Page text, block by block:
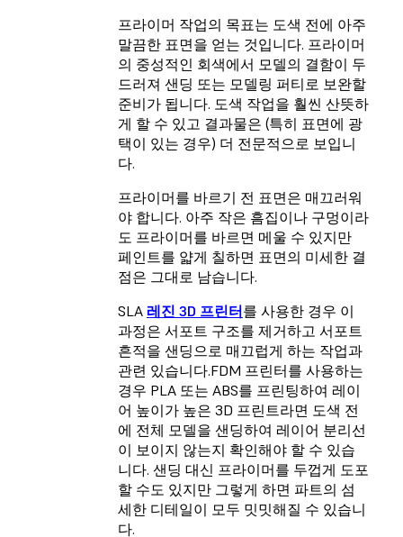
프라이머 작업의 목표는 도색 전에 아주
말끔한 표면을 얻는 것입니다. 프라이머
의 중성적인 회색에서 모델의 결함이 두
드러져 샌딩 또는 모델링 퍼티로 보완할
준비가 됩니다. 도색 작업을 훨씬 산뜻하
게 할 수 있고 결과물은 (특히 표면에 광
택이 있는 경우) 더 전문적으로 보입니
다.
프라이머를 바르기 전 표면은 매끄러워
야 합니다. 아주 작은 흠집이나 구멍이라
도 프라이머를 바르면 메울 수 있지만
페인트를 얇게 칠하면 표면의 미세한 결
점은 그대로 남습니다.
SLA 레진 3D 프린터를 사용한 경우 이
과정은 서포트 구조를 제거하고 서포트
흔적을 샌딩으로 매끄럽게 하는 작업과
관련 있습니다.FDM 프린터를 사용하는
경우 PLA 또는 ABS를 프린팅하여 레이
어 높이가 높은 3D 프린트라면 도색 전
에 전체 모델을 샌딩하여 레이어 분리선
이 보이지 않는지 확인해야 할 수 있습
니다. 샌딩 대신 프라이머를 두껍게 도포
할 수도 있지만 그렇게 하면 파트의 섬
세한 디테일이 모두 밋밋해질 수 있습니
다.